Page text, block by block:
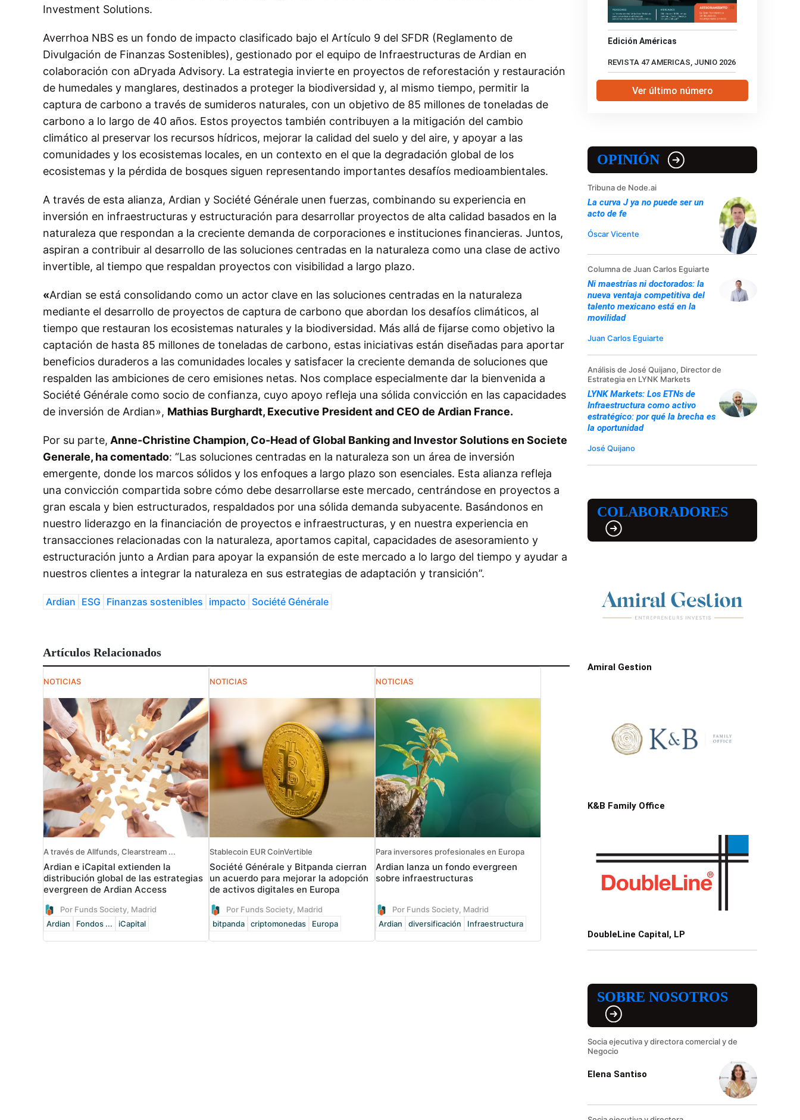
Investment Solutions.
Averrhoa NBS es un fondo de impacto clasificado bajo el Artículo 9 del SFDR (Reglamento de
Divulgación de Finanzas Sostenibles), gestionado por el equipo de Infraestructuras de Ardian en
colaboración con aDryada Advisory. La estrategia invierte en proyectos de reforestación y restauración
de humedales y manglares, destinados a proteger la biodiversidad y, al mismo tiempo, permitir la
captura de carbono a través de sumideros naturales, con un objetivo de 85 millones de toneladas de
carbono a lo largo de 40 años. Estos proyectos también contribuyen a la mitigación del cambio
climático al preservar los recursos hídricos, mejorar la calidad del suelo y del aire, y apoyar a las
comunidades y los ecosistemas locales, en un contexto en el que la degradación global de los
ecosistemas y la pérdida de bosques siguen representando importantes desafíos medioambientales.
A través de esta alianza, Ardian y Société Générale unen fuerzas, combinando su experiencia en
inversión en infraestructuras y estructuración para desarrollar proyectos de alta calidad basados en la
naturaleza que respondan a la creciente demanda de corporaciones e instituciones financieras. Juntos,
aspiran a contribuir al desarrollo de las soluciones centradas en la naturaleza como una clase de activo
invertible, al tiempo que respaldan proyectos con visibilidad a largo plazo.
«Ardian se está consolidando como un actor clave en las soluciones centradas en la naturaleza
mediante el desarrollo de proyectos de captura de carbono que abordan los desafíos climáticos, al
tiempo que restauran los ecosistemas naturales y la biodiversidad. Más allá de fijarse como objetivo la
captación de hasta 85 millones de toneladas de carbono, estas iniciativas están diseñadas para aportar
beneficios duraderos a las comunidades locales y satisfacer la creciente demanda de soluciones que
respalden las ambiciones de cero emisiones netas. Nos complace especialmente dar la bienvenida a
Société Générale como socio de confianza, cuyo apoyo refleja una sólida convicción en las capacidades
de inversión de Ardian», Mathias Burghardt, Executive President and CEO de Ardian France.
Por su parte, Anne-Christine Champion, Co-Head of Global Banking and Investor Solutions en Societe
Generale, ha comentado: “Las soluciones centradas en la naturaleza son un área de inversión
emergente, donde los marcos sólidos y los enfoques a largo plazo son esenciales. Esta alianza refleja
una convicción compartida sobre cómo debe desarrollarse este mercado, centrándose en proyectos a
gran escala y bien estructurados, respaldados por una sólida demanda subyacente. Basándonos en
nuestro liderazgo en la financiación de proyectos e infraestructuras, y en nuestra experiencia en
transacciones relacionadas con la naturaleza, aportamos capital, capacidades de asesoramiento y
estructuración junto a Ardian para apoyar la expansión de este mercado a lo largo del tiempo y ayudar a
nuestros clientes a integrar la naturaleza en sus estrategias de adaptación y transición”.
Ardian ESG Finanzas sostenibles impacto Société Générale
Artículos Relacionados
NOTICIAS
A través de Allfunds, Clearstream ...
Ardian e iCapital extienden la
distribución global de las estrategias
evergreen de Ardian Access
Por Funds Society, Madrid
Ardian
Fondos ... iCapital
NOTICIAS
Stablecoin EUR CoinVertible
Société Générale y Bitpanda cierran
un acuerdo para mejorar la adopción
de activos digitales en Europa
Por Funds Society, Madrid
bitpanda
criptomonedas Europa
NOTICIAS
Para inversores profesionales en Europa
Ardian lanza un fondo evergreen
sobre infraestructuras
Por Funds Society, Madrid
Ardian
diversificación Infraestructura
Edición Américas
REVISTA 47 AMERICAS, JUNIO 2026
Ver último número
OPINIÓN
Tribuna de Node.ai
La curva J ya no puede ser un
acto de fe
Óscar Vicente
Columna de Juan Carlos Eguiarte
Ni maestrías ni doctorados: la
nueva ventaja competitiva del
talento mexicano está en la
movilidad
Juan Carlos Eguiarte
Análisis de José Quijano, Director de
Estrategia en LYNK Markets
LYNK Markets: Los ETNs de
Infraestructura como activo
estratégico: por qué la brecha es
la oportunidad
José Quijano
COLABORADORES
Amiral Gestion
K&B Family Office
DoubleLine Capital, LP
SOBRE NOSOTROS
Socia ejecutiva y directora comercial y de
Negocio
Elena Santiso